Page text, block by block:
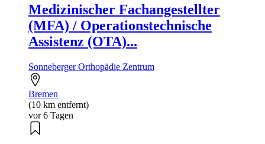
Medizinischer Fachangestellter
(MFA) / Operationstechnische
Assistenz (OTA)...
Sonneberger Orthopädie Zentrum
Bremen
(10 km entfernt)
vor 6 Tagen